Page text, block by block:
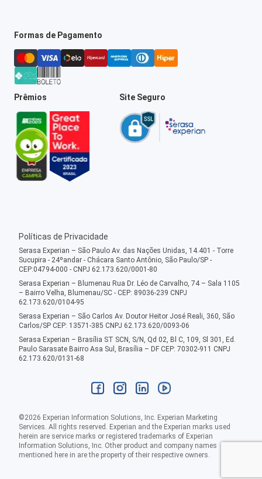
Formas de Pagamento
Prêmios Site Seguro
Políticas de Privacidade
Serasa Experian – São Paulo Av. das Nações Unidas, 14.401 - Torre
Sucupira - 24ºandar - Chácara Santo Antônio, São Paulo/SP -
CEP:04794-000 - CNPJ 62.173.620/0001-80
Serasa Experian – Blumenau Rua Dr. Léo de Carvalho, 74 – Sala 1105
– Bairro Velha, Blumenau/SC - CEP: 89036-239 CNPJ
62.173.620/0104-95
Serasa Experian – São Carlos Av. Doutor Heitor José Reali, 360, São
Carlos/SP CEP: 13571-385 CNPJ 62.173.620/0093-06
Serasa Experian – Brasília ST SCN, S/N, Qd 02, Bl C, 109, Sl 301, Ed.
Paulo Sarasate Bairro Asa Sul, Brasília – DF CEP: 70302-911 CNPJ
62.173.620/0131-68
©2026 Experian Information Solutions, Inc. Experian Marketing
Services. All rights reserved. Experian and the Experian marks used
herein are service marks or registered trademarks of Experian
Information Solutions, Inc. Other product and company names
mentioned here in are the property of their respective owners.